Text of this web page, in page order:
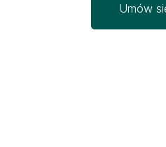
Umów